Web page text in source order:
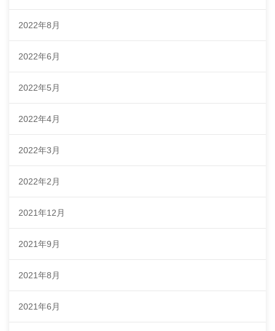
2022年8月
2022年6月
2022年5月
2022年4月
2022年3月
2022年2月
2021年12月
2021年9月
2021年8月
2021年6月